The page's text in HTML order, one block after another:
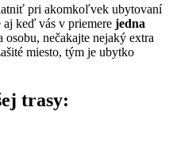
pri akomkoľvek ubytovaní
keď vás v priemere jedna
osobu, nečakajte nejaký extra
miesto, tým je ubytko
trasy: